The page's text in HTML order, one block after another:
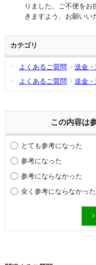
りました。ご不便を
きますよう、お願いい
カテゴリ
よくあるご質問 送金
よくあるご質問
送金
この内容は
とても参考になった
参考になった
参考にならなかった
全く参考にならなかった